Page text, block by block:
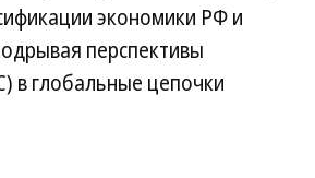
экономики РФ и
перспективы
в глобальные цепочки